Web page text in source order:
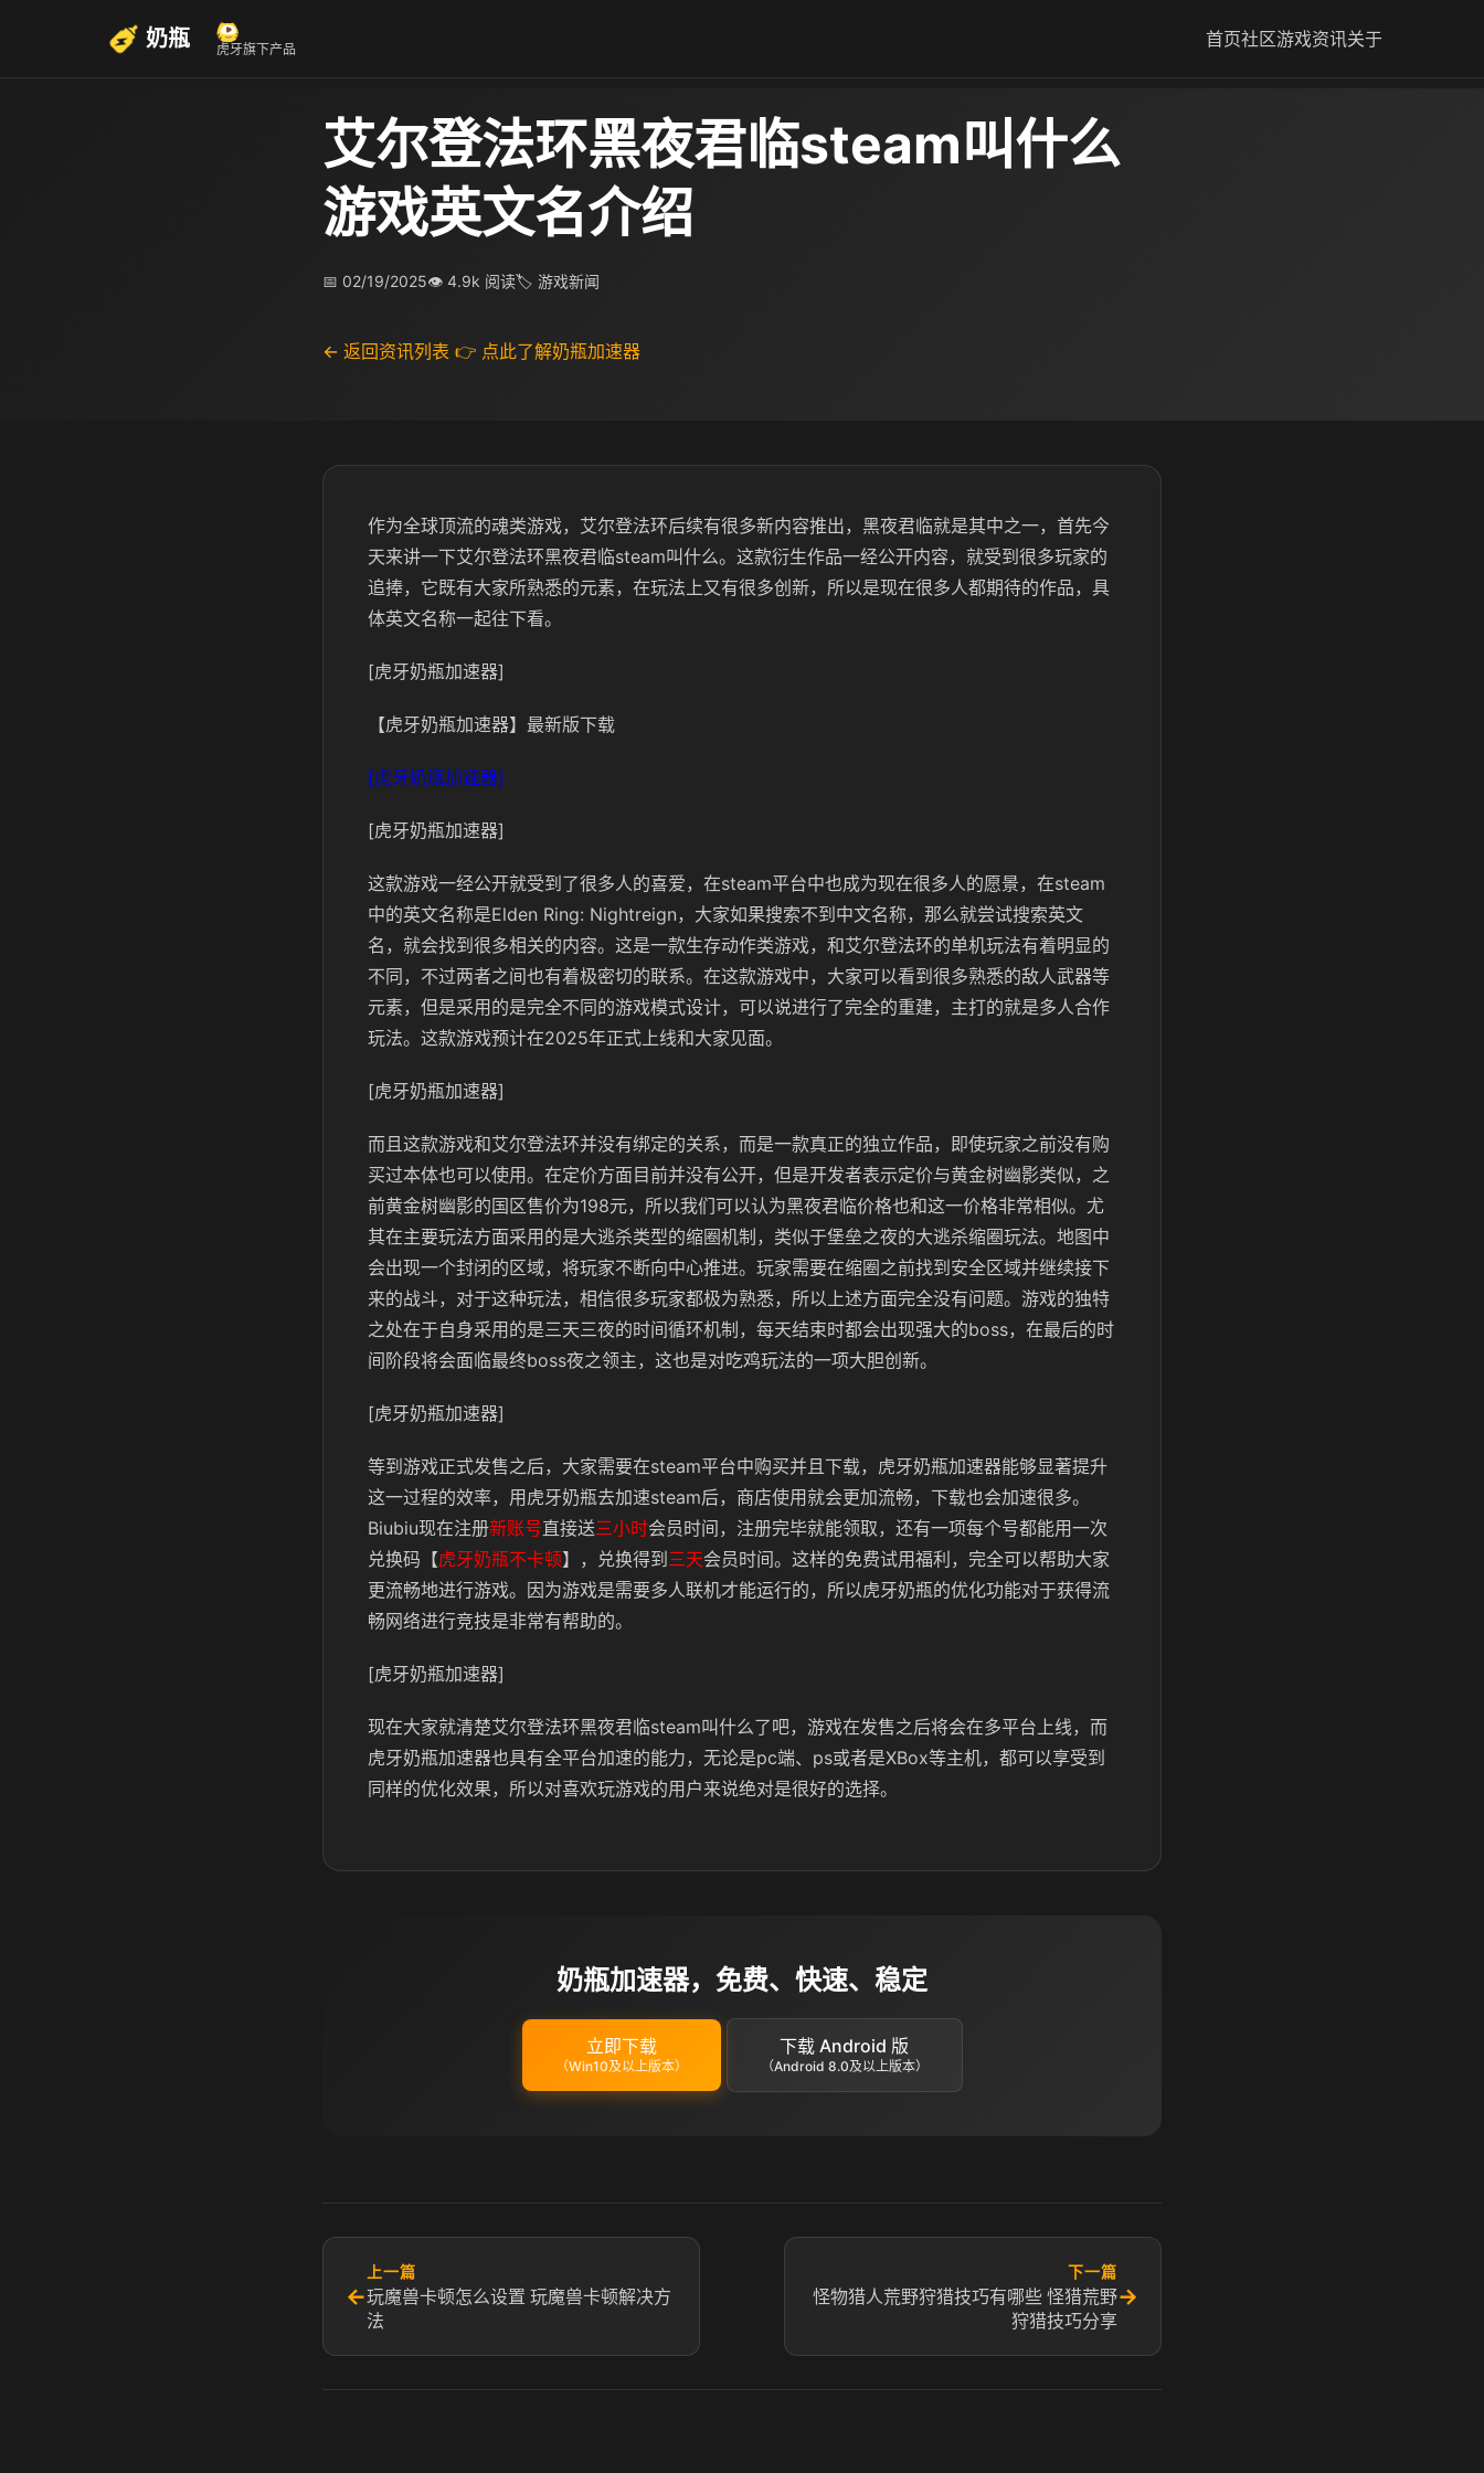
奶瓶 虎牙旗下产品 首页社区游戏资讯关于
艾尔登法环黑夜君临steam叫什么
游戏英文名介绍
📅 02/19/2025👁 4.9k 阅读🏷 游戏新闻
← 返回资讯列表 👉 点此了解奶瓶加速器
作为全球顶流的魂类游戏，艾尔登法环后续有很多新内容推出，黑夜君临就是其中之一，首先今
天来讲一下艾尔登法环黑夜君临steam叫什么。这款衍生作品一经公开内容，就受到很多玩家的
追捧，它既有大家所熟悉的元素，在玩法上又有很多创新，所以是现在很多人都期待的作品，具
体英文名称一起往下看。
[虎牙奶瓶加速器]
【虎牙奶瓶加速器】最新版下载
[虎牙奶瓶加速器]
[虎牙奶瓶加速器]
这款游戏一经公开就受到了很多人的喜爱，在steam平台中也成为现在很多人的愿景，在steam
中的英文名称是Elden Ring: Nightreign，大家如果搜索不到中文名称，那么就尝试搜索英文
名，就会找到很多相关的内容。这是一款生存动作类游戏，和艾尔登法环的单机玩法有着明显的
不同，不过两者之间也有着极密切的联系。在这款游戏中，大家可以看到很多熟悉的敌人武器等
元素，但是采用的是完全不同的游戏模式设计，可以说进行了完全的重建，主打的就是多人合作
玩法。这款游戏预计在2025年正式上线和大家见面。
[虎牙奶瓶加速器]
而且这款游戏和艾尔登法环并没有绑定的关系，而是一款真正的独立作品，即使玩家之前没有购
买过本体也可以使用。在定价方面目前并没有公开，但是开发者表示定价与黄金树幽影类似，之
前黄金树幽影的国区售价为198元，所以我们可以认为黑夜君临价格也和这一价格非常相似。尤
其在主要玩法方面采用的是大逃杀类型的缩圈机制，类似于堡垒之夜的大逃杀缩圈玩法。地图中
会出现一个封闭的区域，将玩家不断向中心推进。玩家需要在缩圈之前找到安全区域并继续接下
来的战斗，对于这种玩法，相信很多玩家都极为熟悉，所以上述方面完全没有问题。游戏的独特
之处在于自身采用的是三天三夜的时间循环机制，每天结束时都会出现强大的boss，在最后的时
间阶段将会面临最终boss夜之领主，这也是对吃鸡玩法的一项大胆创新。
[虎牙奶瓶加速器]
等到游戏正式发售之后，大家需要在steam平台中购买并且下载，虎牙奶瓶加速器能够显著提升
这一过程的效率，用虎牙奶瓶去加速steam后，商店使用就会更加流畅，下载也会加速很多。
Biubiu现在注册新账号直接送三小时会员时间，注册完毕就能领取，还有一项每个号都能用一次
兑换码【虎牙奶瓶不卡顿】，兑换得到 三天会员时间。这样的免费试用福利，完全可以帮助大家
更流畅地进行游戏。因为游戏是需要多人联机才能运行的，所以虎牙奶瓶的优化功能对于获得流
畅网络进行竞技是非常有帮助的。
[虎牙奶瓶加速器]
现在大家就清楚艾尔登法环黑夜君临steam叫什么了吧，游戏在发售之后将会在多平台上线，而
虎牙奶瓶加速器也具有全平台加速的能力，无论是pc端、ps或者是XBox等主机，都可以享受到
同样的优化效果，所以对喜欢玩游戏的用户来说绝对是很好的选择。
奶瓶加速器，免费、快速、稳定
立即下载
（Win10及以上版本）
下载 Android 版
（Android 8.0及以上版本）
←
上一篇
玩魔兽卡顿怎么设置 玩魔兽卡顿解决方
法
下一篇
怪物猎人荒野狩猎技巧有哪些 怪猎荒野
狩猎技巧分享
→